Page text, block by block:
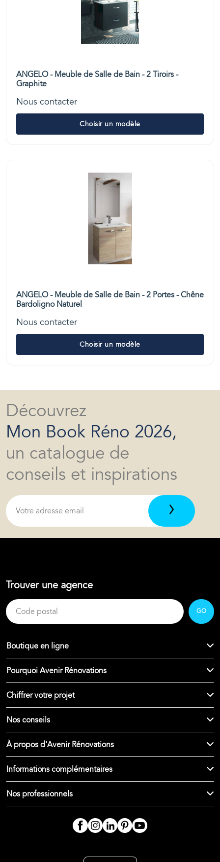
ANGELO - Meuble de Salle de Bain - 2 Tiroirs -
Graphite
Nous contacter
Choisir un modèle
ANGELO - Meuble de Salle de Bain - 2 Portes - Chêne
Bardoligno Naturel
Nous contacter
Choisir un modèle
Découvrez
Mon Book Réno 2026,
un catalogue de
conseils et inspirations
Trouver une agence
GO
Boutique en ligne
Pourquoi Avenir Rénovations
Chiffrer votre projet
Nos conseils
À propos d'Avenir Rénovations
Informations complémentaires
Nos professionnels